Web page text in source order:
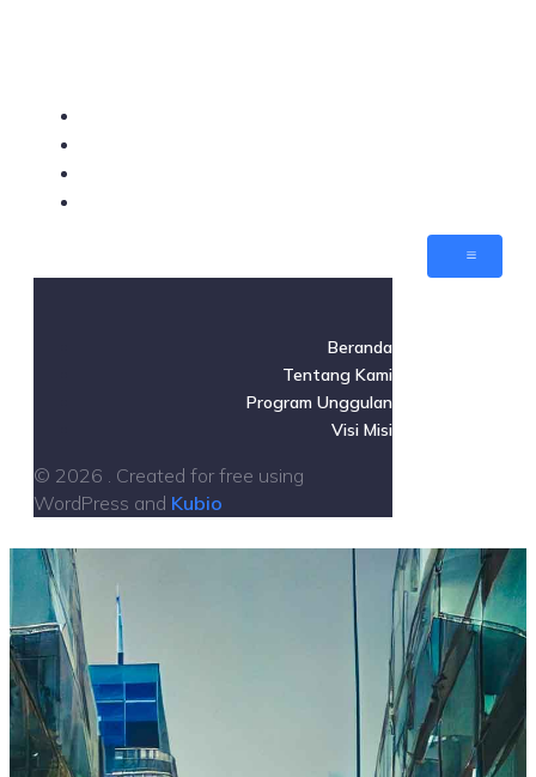
Beranda
Tentang Kami
Program Unggulan
Visi Misi
© 2026 . Created for free using
WordPress and Kubio